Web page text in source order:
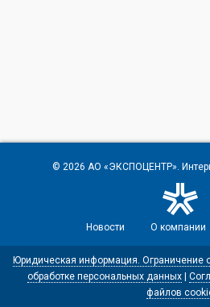
© 2026 АО «ЭКСПОЦЕНТР».
Новости О компании
Юридическая информация. Ограничение
обработке персональных данных|
файлов